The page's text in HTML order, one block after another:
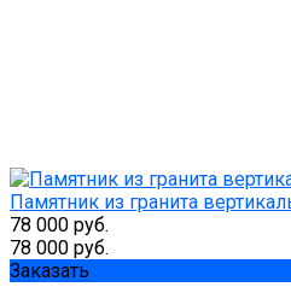
Памятник из гранита
78 000 руб.
78 000 руб.
Заказать